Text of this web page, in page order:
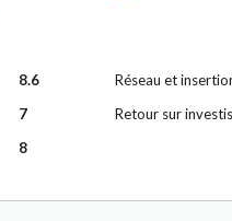
8.6
7
8
Réseau et
Retour sur